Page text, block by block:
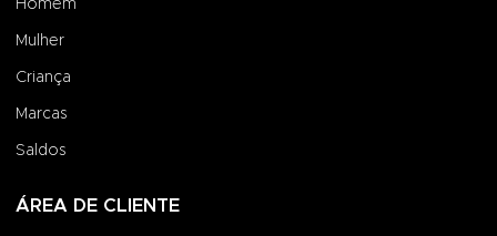
Homem
Mulher
Criança
Marcas
Saldos
ÁREA DE CLIENTE